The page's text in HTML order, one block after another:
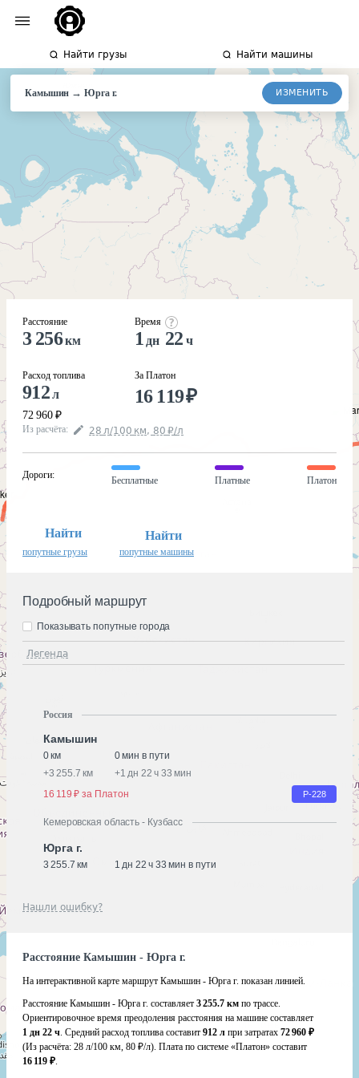
Найти грузы Найти машины
Камышин →Юрга г. ИЗМЕНИТЬ
Расстояние
3 256км
Расход топлива
912л
72 960 ₽
Время
1 дн 22 ч
За Платон
16 119₽
Из расчёта: 28 л/100 км, 80 ₽/л
Дороги:
Бесплатные Платные Платон
Найти
попутные грузы
Найти
попутные машины
Подробный маршрут
Легенда
Показывать попутные города
Россия
Камышин
0 км
0 мин в пути
+3 255.7 км +1 дн 22 ч 33 мин
16 119 ₽ за Платон
Р-228
Кемеровская область - Кузбасс
Юрга г.
3 255.7 км 1 дн 22 ч 33 мин в пути
Нашли ошибку?
Расстояние Камышин - Юрга г.
На интерактивной карте маршрут Камышин - Юрга г. показан линией.
Расстояние Камышин - Юрга г. составляет 3 255.7 км по трассе.
Ориентировочное время преодоления расстояния на машине составляет
1 дн 22 ч. Средний расход топлива составит 912 л при затратах 72 960 ₽
(Из расчёта: 28 л/100 км, 80 ₽/л). Плата по системе «Платон» составит
16 119 ₽.